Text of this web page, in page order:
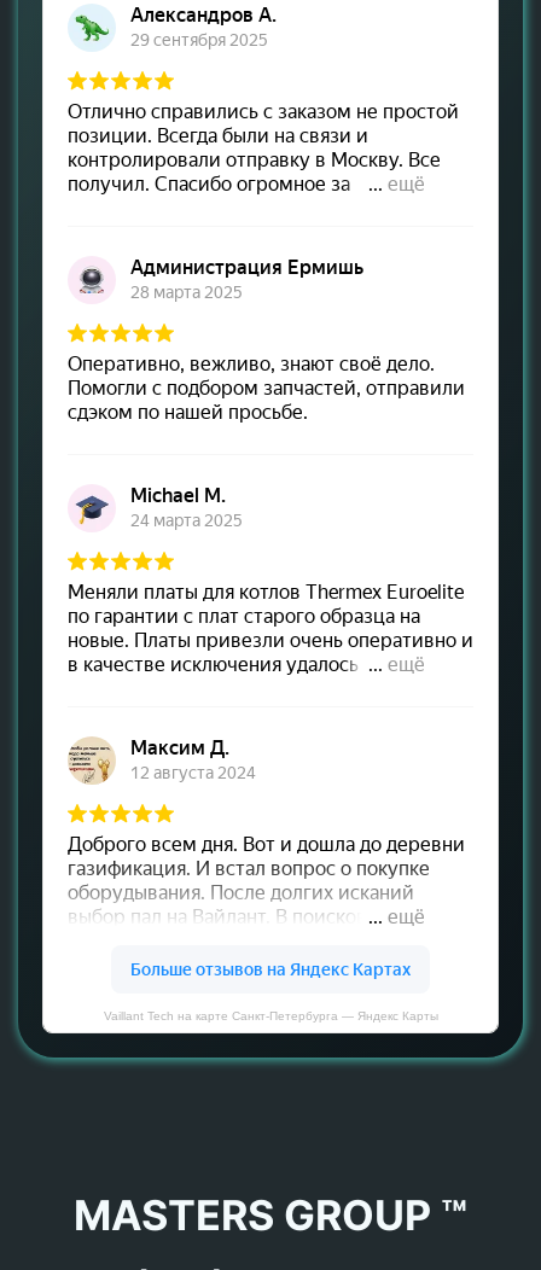
Vaillant Tech на карте Санкт‑Петербурга — Яндекс Карты
MASTERS GROUP ™